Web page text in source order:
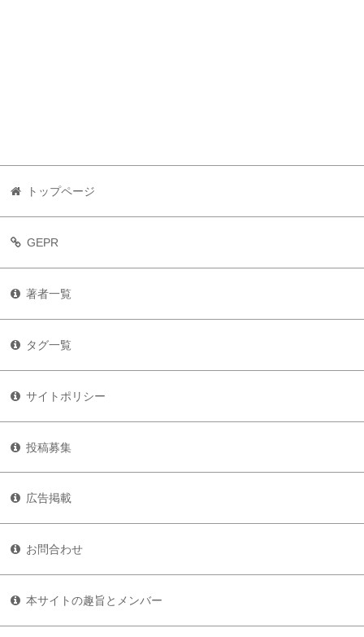
トップページ
GEPR
著者一覧
タグ一覧
サイトポリシー
投稿募集
広告掲載
お問合わせ
本サイトの趣旨とメンバー